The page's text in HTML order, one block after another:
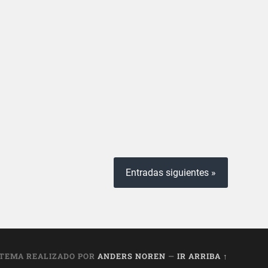
Entradas siguientes »
REALIZADO POR ANDERS NOREN — IR ARRIBA ↑